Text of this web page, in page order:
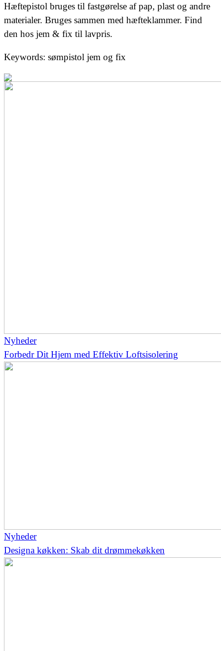
Hæftepistol bruges til fastgørelse af pap, plast og andre
materialer. Bruges sammen med hæfteklammer. Find
den hos jem & fix til lavpris.
Keywords: sømpistol jem og fix
Nyheder
Forbedr Dit Hjem med Effektiv Loftsisolering
Nyheder
Designa køkken: Skab dit drømmekøkken